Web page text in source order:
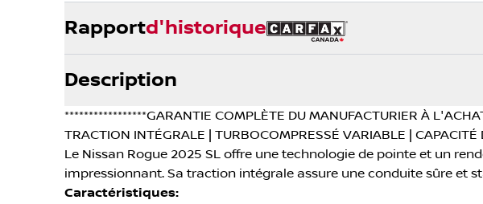
Rapportd'historique
Description
*****************GARANTIE COMPLÈTE DU MANUFACTURIER À
TRACTION INTÉGRALE | TURBOCOMPRESSÉ VARIABLE |
Le Nissan Rogue 2025 SL offre une technologie de pointe et un
impressionnant. Sa traction intégrale assure une conduite sûre et
Caractéristiques: